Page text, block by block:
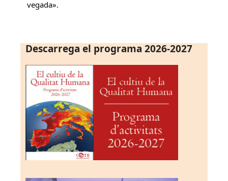
vegada».
Descarrega el programa 2026-2027